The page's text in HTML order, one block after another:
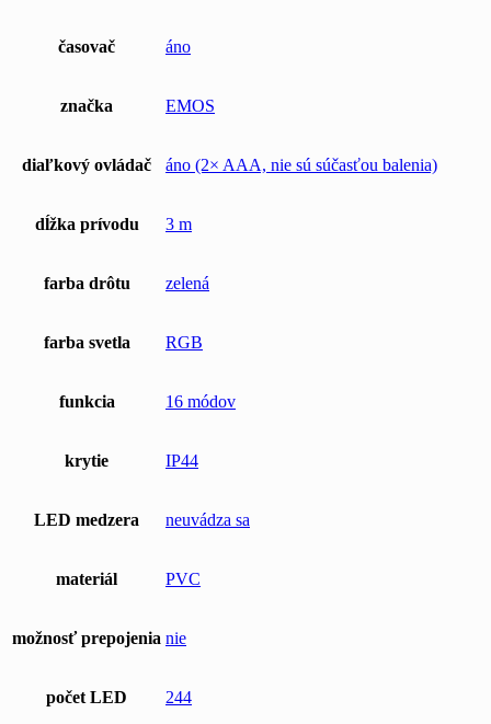
časovač áno
značka EMOS
diaľkový ovládač áno (2× AAA, nie sú súčasťou balenia)
dĺžka prívodu 3 m
farba drôtu zelená
farba svetla RGB
funkcia 16 módov
krytie IP44
LED medzera neuvádza sa
materiál PVC
možnosť prepojenia nie
počet LED 244